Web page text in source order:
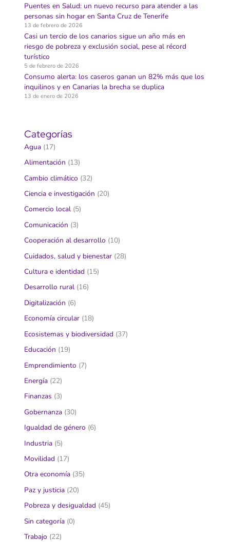
Puentes en Salud: un nuevo recurso para atender a las
personas sin hogar en Santa Cruz de Tenerife
13 de febrero de 2026
Casi un tercio de los canarios sigue un año más en
riesgo de pobreza y exclusión social, pese al récord
turístico
5 de febrero de 2026
Consumo alerta: los caseros ganan un 82% más que los
inquilinos y en Canarias la brecha se duplica
13 de enero de 2026
Categorías
Agua (17)
Alimentación (13)
Cambio climático (32)
Ciencia e investigación (20)
Comercio local (5)
Comunicación (3)
Cooperación al desarrollo (10)
Cuidados, salud y bienestar (28)
Cultura e identidad (15)
Desarrollo rural (16)
Digitalización (6)
Economía circular (18)
Ecosistemas y biodiversidad (37)
Educación (19)
Emprendimiento (7)
Energía (22)
Finanzas (3)
Gobernanza (30)
Igualdad de género (6)
Industria (5)
Movilidad (17)
Otra economía (35)
Paz y justicia (20)
Pobreza y desigualdad (45)
Sin categoría (0)
Trabajo (22)